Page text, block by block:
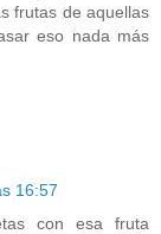
frutas de aquellas
eso nada más
16:57
con esa fruta